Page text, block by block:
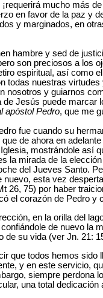
mucho más
en favor de la paz y
y marginados, en
hambre y sed de
son preciosos a los
espiritual, así como
todas nuestras
nosotros y guiarnos
Jesús puede
apóstol Pedro, que me
fue cuando su
de ahora en
mostrándole así
la mirada de la
del Jueves Santo.
nuevo, esta vez
26, 75) por haber
el corazón de Pedro y
en la orilla del
de nuevo la
de su vida (ver Jn. 21:
que todos hemos
y en este servicio,
siempre perdona
una total